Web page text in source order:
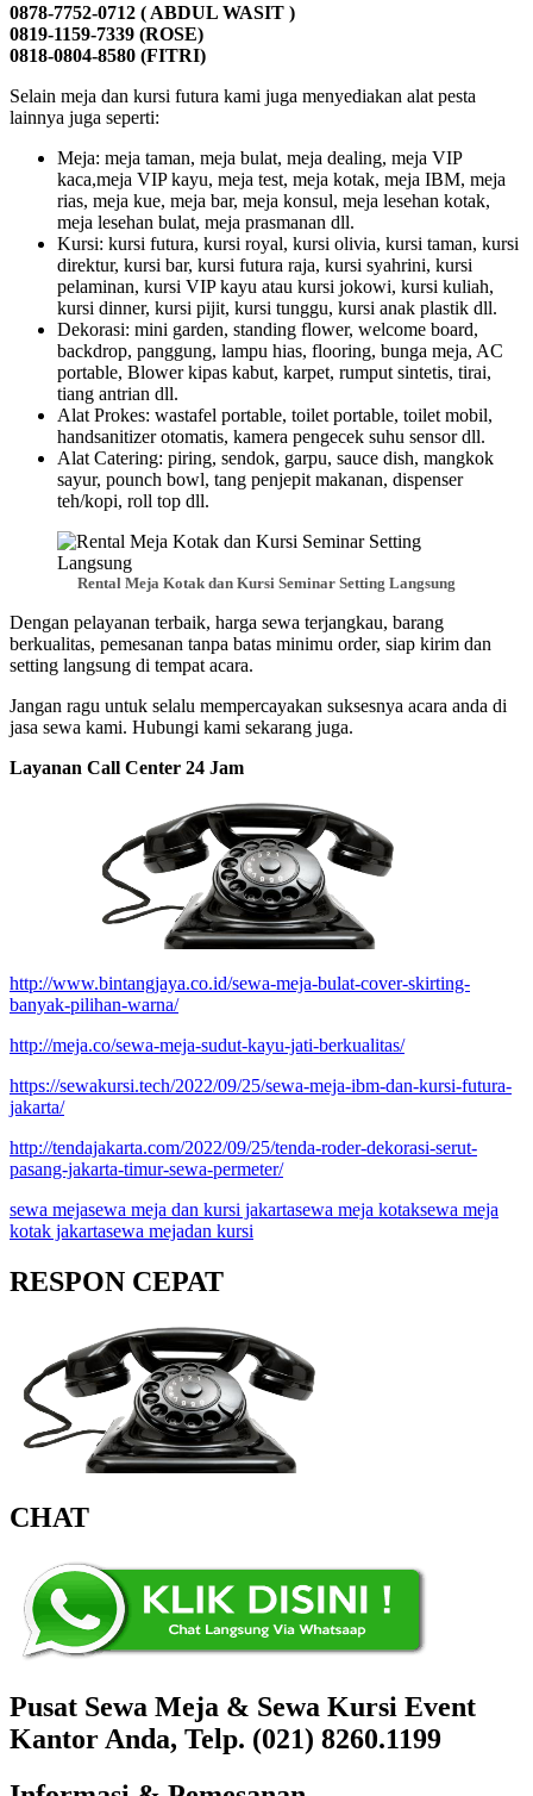
0878-7752-0712 ( ABDUL WASIT )
0819-1159-7339 (ROSE)
0818-0804-8580 (FITRI)
Selain meja dan kursi futura kami juga menyediakan alat pesta
lainnya juga seperti:
Meja: meja taman, meja bulat, meja dealing, meja VIP
kaca,meja VIP kayu, meja test, meja kotak, meja IBM, meja
rias, meja kue, meja bar, meja konsul, meja lesehan kotak,
meja lesehan bulat, meja prasmanan dll.
Kursi: kursi futura, kursi royal, kursi olivia, kursi taman, kursi
direktur, kursi bar, kursi futura raja, kursi syahrini, kursi
pelaminan, kursi VIP kayu atau kursi jokowi, kursi kuliah,
kursi dinner, kursi pijit, kursi tunggu, kursi anak plastik dll.
Dekorasi: mini garden, standing flower, welcome board,
backdrop, panggung, lampu hias, flooring, bunga meja, AC
portable, Blower kipas kabut, karpet, rumput sintetis, tirai,
tiang antrian dll.
Alat Prokes: wastafel portable, toilet portable, toilet mobil,
handsanitizer otomatis, kamera pengecek suhu sensor dll.
Alat Catering: piring, sendok, garpu, sauce dish, mangkok
sayur, pounch bowl, tang penjepit makanan, dispenser
teh/kopi, roll top dll.
Rental Meja Kotak dan Kursi Seminar Setting Langsung
Dengan pelayanan terbaik, harga sewa terjangkau, barang
berkualitas, pemesanan tanpa batas minimu order, siap kirim dan
setting langsung di tempat acara.
Jangan ragu untuk selalu mempercayakan suksesnya acara anda di
jasa sewa kami. Hubungi kami sekarang juga.
Layanan Call Center 24 Jam
http://www.bintangjaya.co.id/sewa-meja-bulat-cover-skirting-
banyak-pilihan-warna/
http://meja.co/sewa-meja-sudut-kayu-jati-berkualitas/
https://sewakursi.tech/2022/09/25/sewa-meja-ibm-dan-kursi-futura-
jakarta/
http://tendajakarta.com/2022/09/25/tenda-roder-dekorasi-serut-
pasang-jakarta-timur-sewa-permeter/
sewa mejasewa meja dan kursi jakartasewa meja kotaksewa meja
kotak jakartasewa mejadan kursi
RESPON CEPAT
CHAT
Pusat Sewa Meja & Sewa Kursi Event
Kantor Anda, Telp. (021) 8260.1199